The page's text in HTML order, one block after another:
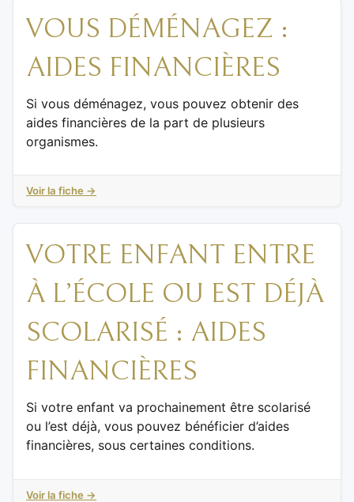
VOUS DÉMÉNAGEZ :
AIDES FINANCIÈRES
Si vous déménagez, vous pouvez obtenir des
aides financières de la part de plusieurs
organismes.
Voir la fiche →
VOTRE ENFANT ENTRE
À L’ÉCOLE OU EST DÉJÀ
SCOLARISÉ : AIDES
FINANCIÈRES
Si votre enfant va prochainement être scolarisé
ou l’est déjà, vous pouvez bénéficier d’aides
financières, sous certaines conditions.
Voir la fiche →